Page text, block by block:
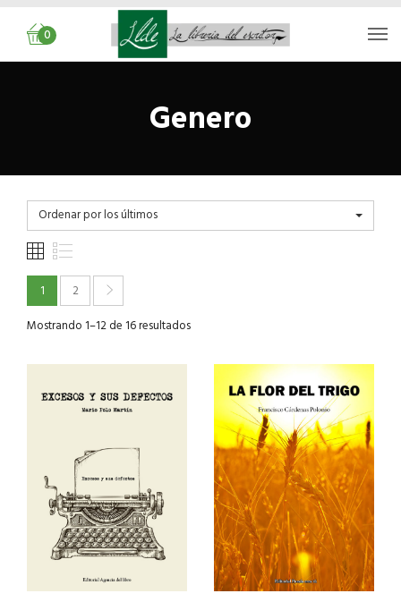
0
Genero
Ordenar por los últimos
1
2
Mostrando 1–12 de 16 resultados